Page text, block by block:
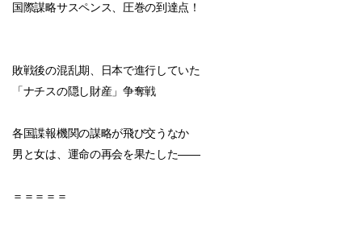
国際謀略サスペンス、圧巻の到達点！
敗戦後の混乱期、日本で進行していた
「ナチスの隠し財産」争奪戦
各国諜報機関の謀略が飛び交うなか
男と女は、運命の再会を果たした――
＝＝＝＝＝